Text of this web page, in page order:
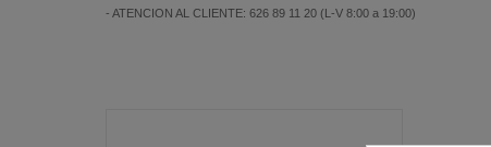
- ATENCION AL CLIENTE: 626 89 11 20 (L-V 8:00 a 19:00)